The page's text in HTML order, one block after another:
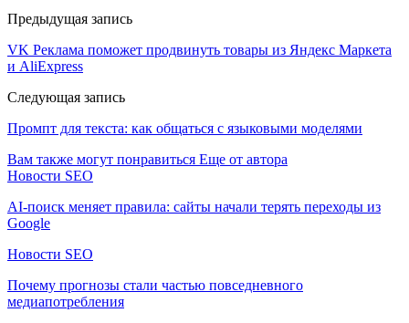
Предыдущая запись
VK Реклама поможет продвинуть товары из Яндекс Маркета
и AliExpress
Следующая запись
Промпт для текста: как общаться с языковыми моделями
Вам также могут понравиться Еще от автора
Новости SEO
AI-поиск меняет правила: сайты начали терять переходы из
Google
Новости SEO
Почему прогнозы стали частью повседневного
медиапотребления